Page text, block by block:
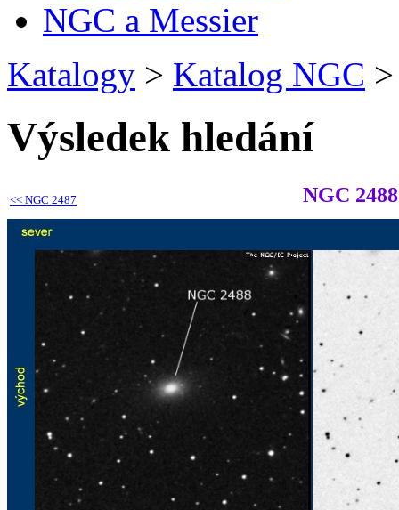
NGC a Messier
Katalogy > Katalog NGC >
Výsledek hledání
<< NGC 2487 NGC 2488